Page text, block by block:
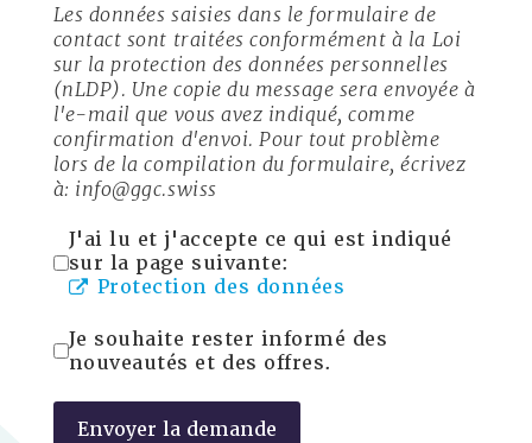
Les données saisies dans le formulaire de
contact sont traitées conformément à la Loi
sur la protection des données personnelles
(nLDP). Une copie du message sera envoyée à
l'e-mail que vous avez indiqué, comme
confirmation d'envoi. Pour tout problème
lors de la compilation du formulaire, écrivez
à: info@ggc.swiss
J'ai lu et j'accepte ce qui est indiqué
sur la page suivante:
Protection des données
Je souhaite rester informé des
nouveautés et des offres.
Envoyer la demande